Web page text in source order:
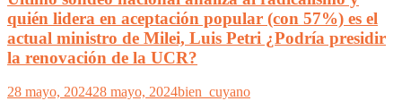
quién lidera en aceptación popular (con 57%) es el
actual ministro de Milei, Luis Petri ¿Podría presidir
la renovación de la UCR?
28 mayo, 202428 mayo, 2024bien_cuyano